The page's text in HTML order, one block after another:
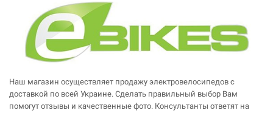
Наш магазин осуществляет продажу электровелосипедов с
доставкой по всей Украине. Сделать правильный выбор Вам
помогут отзывы и качественные фото. Консультанты ответят на